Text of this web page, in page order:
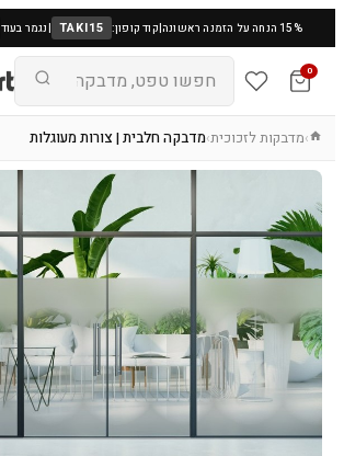
15% הנחה על הזמנה ראשונה |קוד קופון: TAKI15
|נגמר בעוד
0
›מדבקות לזכוכית›מדבקה חלבית | צורות מעוגלות